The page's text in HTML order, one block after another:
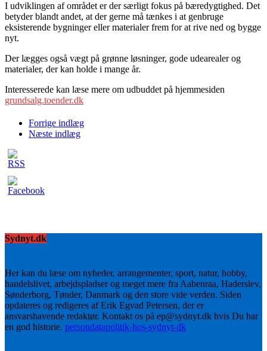
I udviklingen af området er der særligt fokus på bæredygtighed. Det
betyder blandt andet, at der gerne må tænkes i at genbruge
eksisterende bygninger eller materialer frem for at rive ned og bygge
nyt.
Der lægges også vægt på grønne løsninger, gode udearealer og
materialer, der kan holde i mange år.
Interesserede kan læse mere om udbuddet på hjemmesiden
grundsalg.toender.dk
Forrige indlæg
Næste indlæg
Sydnyt.dk
Her kan du læse om nyheder, arrangementer, sport, natur, hobby,
handelslivet, arbejdspladser og meget mere fra Aabenraa, Haderslev,
Sønderborg, Tønder, Danmark og den store vide verden. Siden
opdateres og redigeres af Erik Egvad Petersen, der er
ansvarshavende redaktør. Kontakt os på ep@sydnyt.dk hvis Du har
en god historie. persondatapolitik-hos-sydnyt-dk